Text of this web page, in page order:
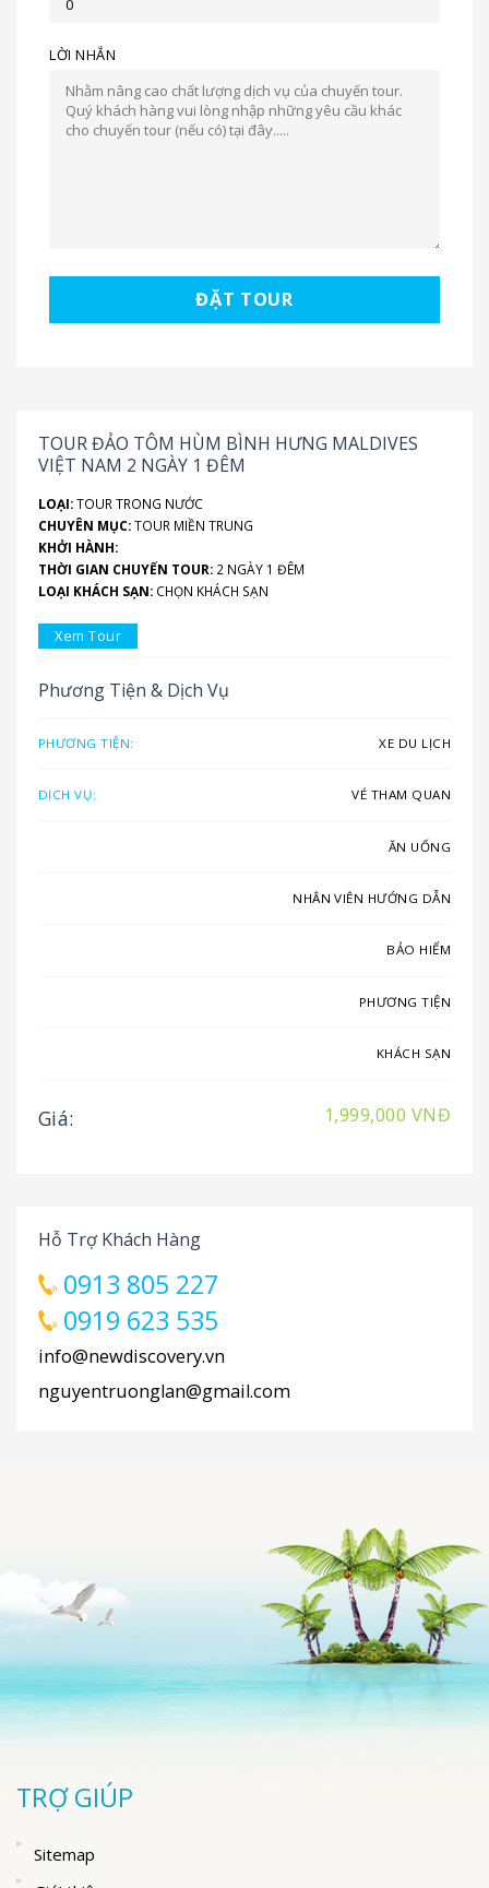
LỜI NHẮN
ĐẶT TOUR
TOUR ĐẢO TÔM HÙM BÌNH HƯNG MALDIVES
VIỆT NAM 2 NGÀY 1 ĐÊM
LOẠI:TOUR TRONG NƯỚC
CHUYÊN MỤC:TOUR MIỀN TRUNG
KHỞI HÀNH:
THỜI GIAN CHUYẾN TOUR: 2 NGÀY 1 ĐÊM
LOẠI KHÁCH SẠN: CHỌN KHÁCH SẠN
Xem Tour
Phương Tiện & Dịch Vụ
PHƯƠNG TIỆN: XE DU LỊCH
DỊCH VỤ: VÉ THAM QUAN
ĂN UỐNG
NHÂN VIÊN HƯỚNG DẪN
BẢO HIỂM
PHƯƠNG TIỆN
KHÁCH SẠN
Giá: 1,999,000 VNĐ
Hỗ Trợ Khách Hàng
0913 805 227
0919 623 535
info@newdiscovery.vn
nguyentruonglan@gmail.com
TRỢ GIÚP
Sitemap